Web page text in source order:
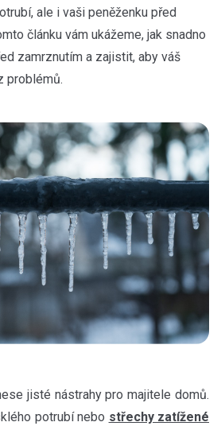
ale i vaši peněženku před
článku vám ukážeme, jak snadno
zamrznutím a zajistit, aby váš
problémů.
jisté nástrahy pro majitele domů.
potrubí nebo střechy zatížené